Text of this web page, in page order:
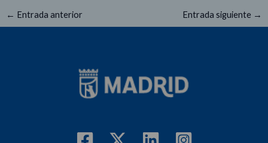
← Entrada anterior Entrada siguiente →